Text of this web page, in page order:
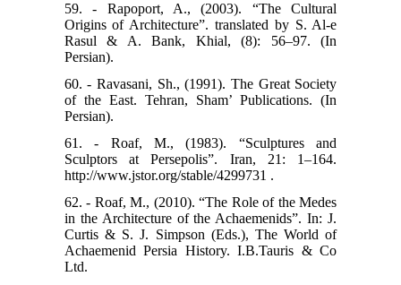
59. - Rapoport, A., (2003). “The Cultural
Origins of Architecture”. translated by S. Al-e
Rasul & A. Bank, Khial, (8): 56–97. (In
Persian).
60. - Ravasani, Sh., (1991). The Great Society
of the East. Tehran, Sham’ Publications. (In
Persian).
61. - Roaf, M., (1983). “Sculptures and
Sculptors at Persepolis”. Iran, 21: 1–164.
http://www.jstor.org/stable/4299731 .
62. - Roaf, M., (2010). “The Role of the Medes
in the Architecture of the Achaemenids”. In: J.
Curtis & S. J. Simpson (Eds.), The World of
Achaemenid Persia History. I.B.Tauris & Co
Ltd.